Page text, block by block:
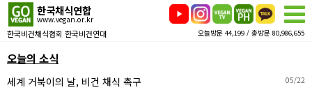
한국채식연합
www.vegan.or.kr
한국비건채식협회 한국비건연대 오늘방문 44,199 / 총방문 80,986,655
오늘의 소식
세계 거북이의 날, 비건 채식 촉구 05/22